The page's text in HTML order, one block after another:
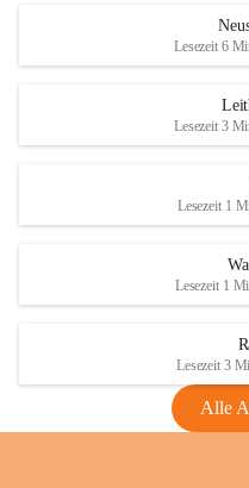
S
und den daraus folgenden
Maßnahmen zur
Rebe und der
Anhang VBl. EU Nr. 18
1 Seite•1,4 MB
VBl. EU Nr. 18_2026
Lesezeit 6
Lesezeit 3
Lesezeit 1
Lesezeit 1
Lesezeit 3
Alle